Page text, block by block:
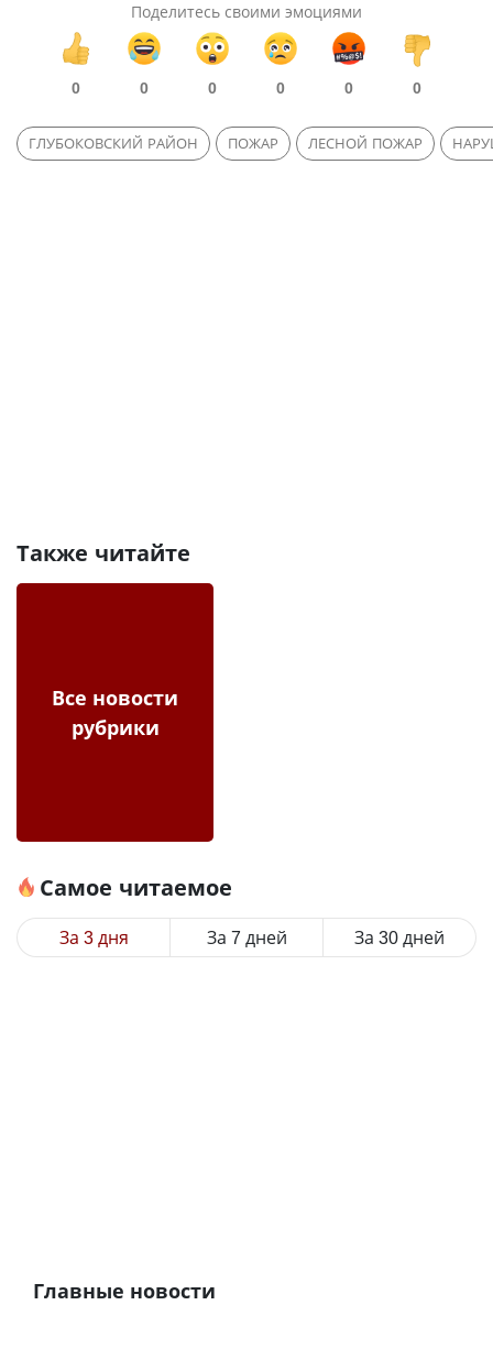
Поделитесь своими эмоциями
0 0 0 0 0 0
ГЛУБОКОВСКИЙ РАЙОН ПОЖАР ЛЕСНОЙ ПОЖАР
Также читайте
Все новости
рубрики
Самое читаемое
За 3 дня За 7 дней За 30 дней
Главные новости